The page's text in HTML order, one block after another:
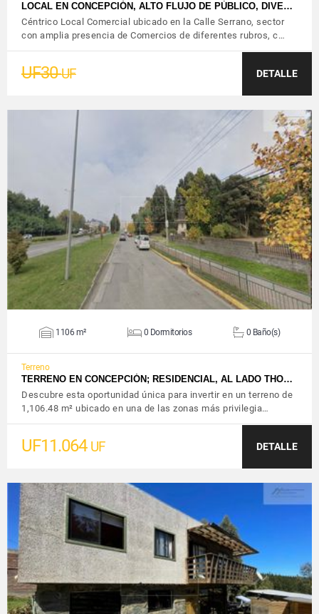
LOCAL EN CONCEPCIÓN, ALTO FLUJO DE PÚBLICO, DIVE…
Céntrico Local Comercial ubicado en la Calle Serrano, sector
con amplia presencia de Comercios de diferentes rubros, c…
UF30UF DETALLE
VER DETALLES
1106 m² 0 Dormitorios 0 Baño(s)
Terreno
TERRENO EN CONCEPCIÓN; RESIDENCIAL, AL LADO THO…
Descubre esta oportunidad única para invertir en un terreno de
1,106.48 m² ubicado en una de las zonas más privilegia…
UF11.064 UF DETALLE
VER DETALLES